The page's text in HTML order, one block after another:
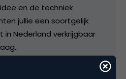
en de techniek
jullie een soortgelijk
Nederland verkrijgbaar